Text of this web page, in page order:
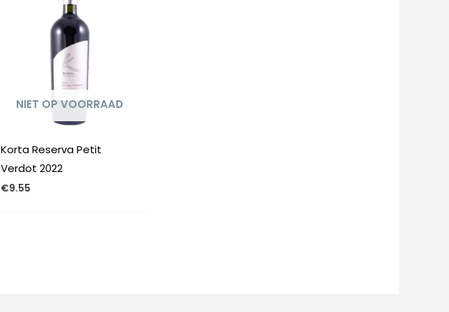
NIET OP VOORRAAD
Korta Reserva Petit
Verdot 2022
€9.55